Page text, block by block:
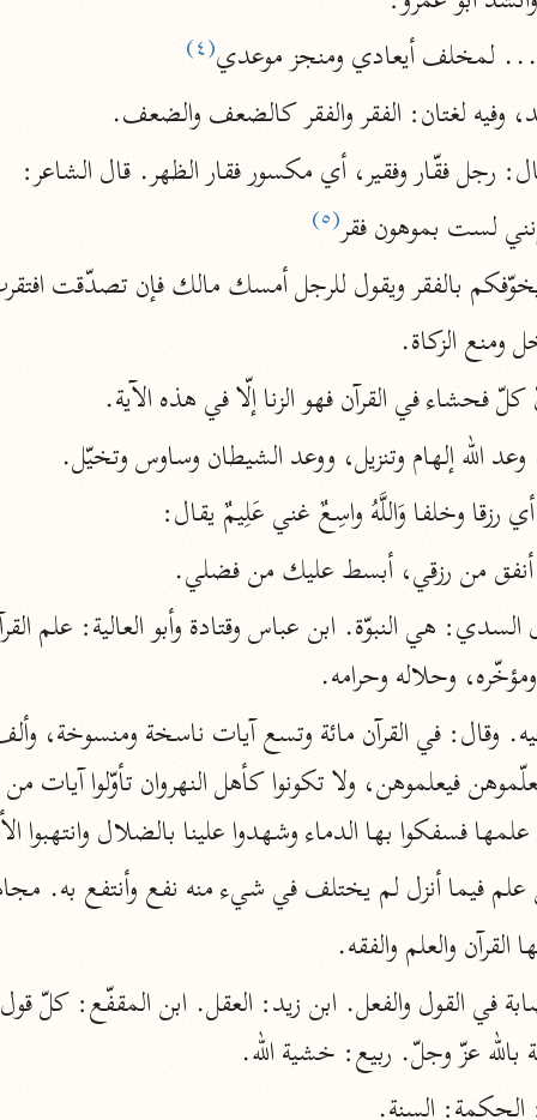
التسهيل لعلوم التنزيل
ابن جُزَيّ (٧٤١ هـ)
موسوعات
روح المعاني
مفاتيح الغيب
فخر الدين الرازي (٦٠٦ هـ)
أخرى
أضواء البيان
محمد الأمين الشنقيطي (١٣٩٤ هـ)
نظم الدرر
البقاعي (٨٨٥ هـ)
نحو ٢٠ مجلدًا
لغة وبلاغة
التحرير والتنوير
ابن عاشور (١٣٩٣ هـ)
نحو ٢٤ مجلدًا
مركَّزة
... لمخلف أيعادي ومنجز موعدي(٤)
وفيه لغتان: الفقر والفقر كالضعف والضعف.
رجل فقّار وفقير، أي مكسور فقار الظهر. قال الشاعر:
لست بموهون فقر(٥)
بالفقر ويقول للرجل أمسك مالك فإن تصدّقت
ومنع الزكاة.
فحشاء في القرآن فهو الزنا إلّا في هذه الآية.
الله إلهام وتنزيل، ووعد الشيطان وساوس وتخيّل.
رزقا وخلفا وَاللَّهُ واسِعٌ غني عَلِيمٌ يقال:
أنفق من رزقي، أبسط عليك من فضلي.
وحلاله وحرامه.
وقال: في القرآن مائة وتسع آيات ناسخة ومنسوخة،
فسفكوا بها الدماء وشهدوا علينا بالضلال وانتهبوا
علم فيما أنزل لم يختلف في شيء منه نفع وأنتفع به.
القرآن والعلم والفقه.
بالله عزّ وجلّ. ربيع: خشية الله.